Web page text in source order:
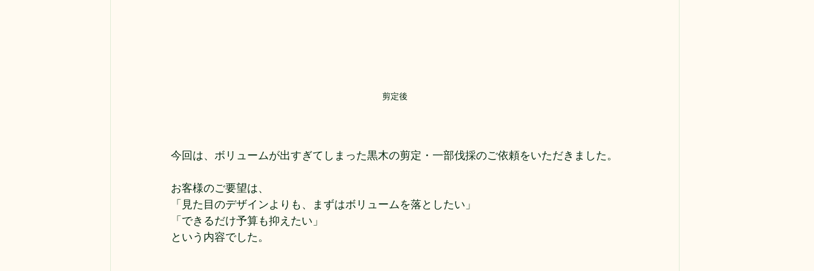
剪定後
今回は、ボリュームが出すぎてしまった黒木の剪定・一部伐採のご依頼をいただきました。
お客様のご要望は、
「見た目のデザインよりも、まずはボリュームを落としたい」
「できるだけ予算も抑えたい」
という内容でした。